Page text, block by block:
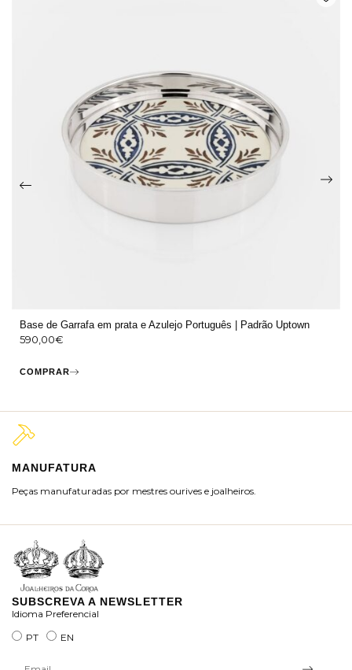
Base de Garrafa em prata e Azulejo Português | Padrão Uptown
590,00€
COMPRAR
MANUFATURA
Peças manufaturadas por mestres ourives e joalheiros.
SUBSCREVA A NEWSLETTER
Idioma Preferencial
PT
EN